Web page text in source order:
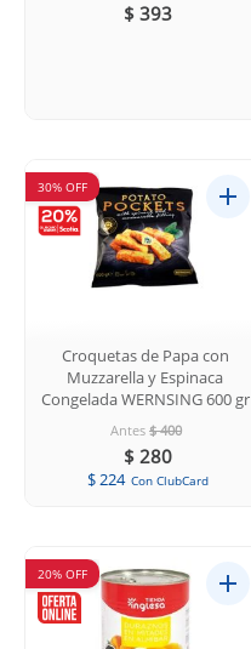
$ 393
30% OFF
Croquetas de Papa con
Muzzarella y Espinaca
Congelada WERNSING 600 gr
Antes $ 400
$ 280
$ 224 Con ClubCard
20% OFF